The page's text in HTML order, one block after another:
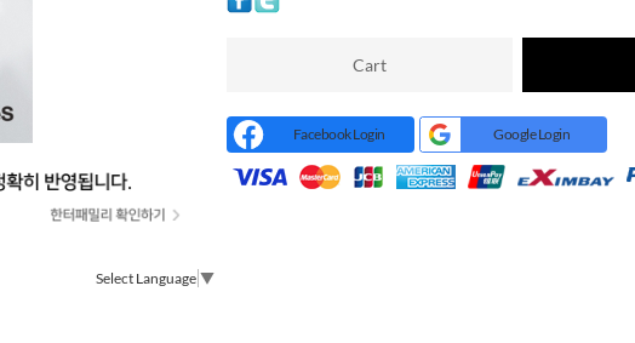
Cart
Facebook Login Google Login
Select Language ▼